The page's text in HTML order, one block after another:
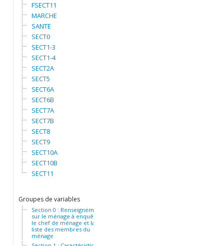
FSECT11
MARCHE
SANTE
SECT0
SECT1-3
SECT1-4
SECT2A
SECT5
SECT6A
SECT6B
SECT7A
SECT7B
SECT8
SECT9
SECT10A
SECT10B
SECT11
Groupes de variables
Section 0 : Renseignements
sur le ménage à enquêter,
le chef de ménage et la
liste des membres du
ménage